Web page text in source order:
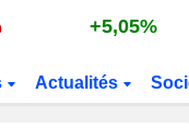
+5,05%
Actualités